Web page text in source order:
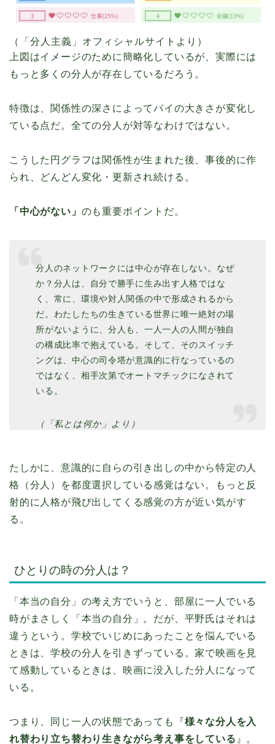
（「分人主義」オフィシャルサイトより）
上図はイメージのために簡略化しているが、実際には
もっと多くの分人が存在しているだろう。
特徴は、関係性の深さによってパイの大きさが変化し
ている点だ。全ての分人が対等なわけではない。
こうした円グラフは関係性が生まれた後、事後的に作
られ、どんどん変化・更新され続ける。
「中心がない」 のも重要ポイントだ。
分人のネットワークには中心が存在しない。なぜ
か？分人は、自分で勝手に生み出す人格ではな
く、常に、環境や対人関係の中で形成されるから
だ。わたしたちの生きている世界に唯一絶対の場
所がないように、分人も、一人一人の人間が独自
の構成比率で抱えている。そして、そのスイッチ
ングは、中心の司令塔が意識的に行なっているの
ではなく、相手次第でオートマチックになされて
いる。
（「私とは何か」より）
たしかに、意識的に自らの引き出しの中から特定の人
格（分人）を都度選択している感覚はない。もっと反
射的に人格が飛び出してくる感覚の方が近い気がす
る。
ひとりの時の分人は？
「本当の自分」の考え方でいうと、部屋に一人でいる
時がまさしく「本当の自分」。だが、平野氏はそれは
違うという。学校でいじめにあったことを悩んでいる
ときは、学校の分人を引きずっている。家で映画を見
て感動しているときは、映画に没入した分人になって
いる。
つまり、同じ一人の状態であっても『様々な分人を入
れ替わり立ち替わり生きながら考え事をしている 』。